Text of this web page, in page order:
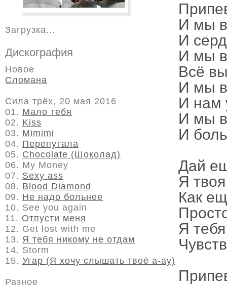
И мы
И
И мы
Всё
И мы
И нам
И мы
И
Дай
Я
Как
Я
Загрузка...
Дискография
Новое
Сломана
Сила трёх, 20 мая 2016
01. Мало тебя
02. Kiss
03. Mimimi
04. Перепутала
05. Chocolate (Шоколад)
06. My Money
07. Sexy ass
08. Blood Diamond
09. Не надо больнее
10. See you again
11. Отпусти меня
12. Get lost with me
13. Я тебя никому не отдам
14. Storm
15. Угар (Я хочу слышать твоё а-ау)
Разное